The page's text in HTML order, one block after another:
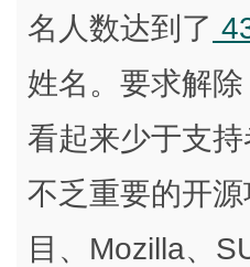
名人数达到了
姓名。要求解
看起来少于支
不乏重要的开
目、Mozilla、